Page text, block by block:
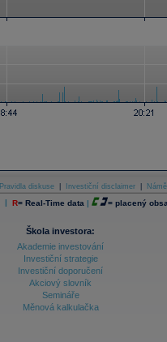
Pravidla diskuse Investiční disclaimer
| R= Real-Time data | = placený
Škola investora:
Akademie investování
Investiční strategie
Investiční doporučení
Akciový slovník
Semináře
Měnová kalkulačka